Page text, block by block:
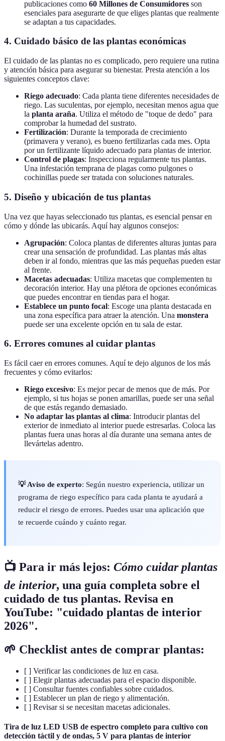
publicaciones como 60 Millones de Consumidores son
esenciales para asegurarte de que eliges plantas que realmente
se adaptan a tus capacidades.
4. Cuidado básico de las plantas económicas
El cuidado de las plantas no es complicado, pero requiere una rutina
y atención básica para asegurar su bienestar. Presta atención a los
siguientes conceptos clave:
Riego adecuado: Cada planta tiene diferentes necesidades de
riego. Las suculentas, por ejemplo, necesitan menos agua que
la planta araña. Utiliza el método de "toque de dedo" para
comprobar la humedad del sustrato.
Fertilización: Durante la temporada de crecimiento
(primavera y verano), es bueno fertilizarlas cada mes. Opta
por un fertilizante líquido adecuado para plantas de interior.
Control de plagas: Inspecciona regularmente tus plantas.
Una infestación temprana de plagas como pulgones o
cochinillas puede ser tratada con soluciones naturales.
5. Diseño y ubicación de tus plantas
Una vez que hayas seleccionado tus plantas, es esencial pensar en
cómo y dónde las ubicarás. Aquí hay algunos consejos:
Agrupación: Coloca plantas de diferentes alturas juntas para
crear una sensación de profundidad. Las plantas más altas
deben ir al fondo, mientras que las más pequeñas pueden estar
al frente.
Macetas adecuadas: Utiliza macetas que complementen tu
decoración interior. Hay una plétora de opciones económicas
que puedes encontrar en tiendas para el hogar.
Establece un punto focal: Escoge una planta destacada en
una zona específica para atraer la atención. Una monstera
puede ser una excelente opción en tu sala de estar.
6. Errores comunes al cuidar plantas
Es fácil caer en errores comunes. Aquí te dejo algunos de los más
frecuentes y cómo evitarlos:
Riego excesivo: Es mejor pecar de menos que de más. Por
ejemplo, si tus hojas se ponen amarillas, puede ser una señal
de que estás regando demasiado.
No adaptar las plantas al clima: Introducir plantas del
exterior de inmediato al interior puede estresarlas. Coloca las
plantas fuera unas horas al día durante una semana antes de
llevártelas adentro.
💡 Aviso de experto: Según nuestro experiencia, utilizar un
programa de riego específico para cada planta te ayudará a
reducir el riesgo de errores. Puedes usar una aplicación que
te recuerde cuándo y cuánto regar.
📺 Para ir más lejos: Cómo cuidar plantas
de interior, una guía completa sobre el
cuidado de tus plantas. Revisa en
YouTube: "cuidado plantas de interior
2026".
🌱 Checklist antes de comprar plantas:
[ ] Verificar las condiciones de luz en casa.
[ ] Elegir plantas adecuadas para el espacio disponible.
[ ] Consultar fuentes confiables sobre cuidados.
[ ] Establecer un plan de riego y alimentación.
[ ] Revisar si se necesitan macetas adicionales.
Tira de luz LED USB de espectro completo para cultivo con
detección táctil y de ondas, 5 V para plantas de interior